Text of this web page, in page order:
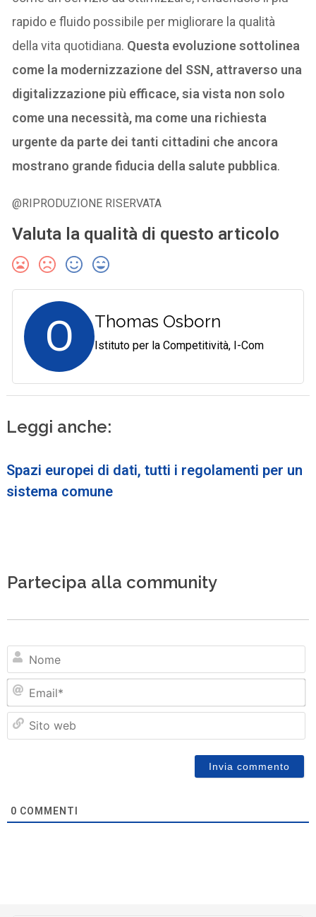
rapido e fluido possibile per migliorare la qualità
della vita quotidiana. Questa evoluzione sottolinea
come la modernizzazione del SSN, attraverso una
digitalizzazione più efficace, sia vista non solo
come una necessità, ma come una richiesta
urgente da parte dei tanti cittadini che ancora
mostrano grande fiducia della salute pubblica.
@RIPRODUZIONE RISERVATA
Valuta la qualità di questo articolo
O Thomas Osborn
Istituto per la Competitività, I-Com
Leggi anche:
Spazi europei di dati, tutti i regolamenti per un
sistema comune
Partecipa alla community
0 COMMENTI